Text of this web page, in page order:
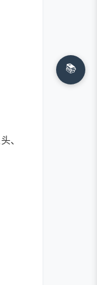
、
📚